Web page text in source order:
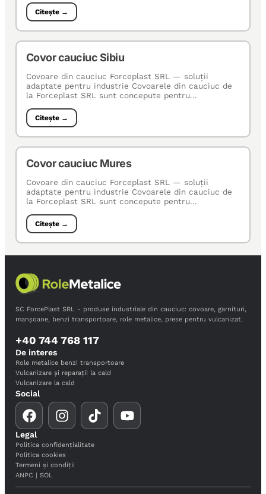
Citește →
Covor cauciuc Sibiu
Covoare din cauciuc Forceplast SRL — soluţii
adaptate pentru industrie Covoarele din cauciuc de
la Forceplast SRL sunt concepute pentru...
Citește →
Covor cauciuc Mures
Covoare din cauciuc Forceplast SRL — soluţii
adaptate pentru industrie Covoarele din cauciuc de
la Forceplast SRL sunt concepute pentru...
Citește →
SC ForcePlast SRL - produse industriale din cauciuc: covoare, garnituri,
manșoane, benzi transportoare, role metalice, prese pentru vulcanizat.
+40 744 768 117
De interes
Role metalice benzi transportoare
Vulcanizare și reparații la cald
Vulcanizare la cald
Social
Legal
Politica confidențialitate
Politica cookies
Termeni și condiții
ANPC
SOL